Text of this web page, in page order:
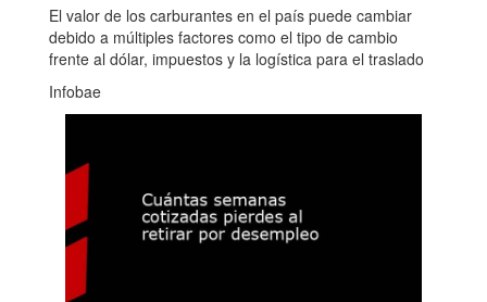
El valor de los carburantes en el país puede cambiar
debido a múltiples factores como el tipo de cambio
frente al dólar, impuestos y la logística para el traslado
Infobae